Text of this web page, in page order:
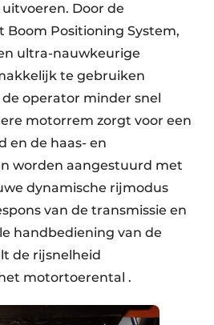
Door de
Boom Positioning System,
ultra-nauwkeurige
te gebruiken
operator minder snel
motorrem zorgt voor een
en de haas- en
worden aangestuurd met
dynamische rijmodus
van de transmissie en
handbediening van de
de rijsnelheid
motortoerental .